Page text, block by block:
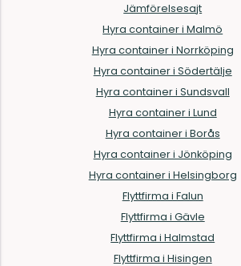
Jämförelsesajt
Hyra container i Malmö
Hyra container i Norrköping
Hyra container i Södertälje
Hyra container i Sundsvall
Hyra container i Lund
Hyra container i Borås
Hyra container i Jönköping
Hyra container i Helsingborg
Flyttfirma i Falun
Flyttfirma i Gävle
Flyttfirma i Halmstad
Flyttfirma i Hisingen